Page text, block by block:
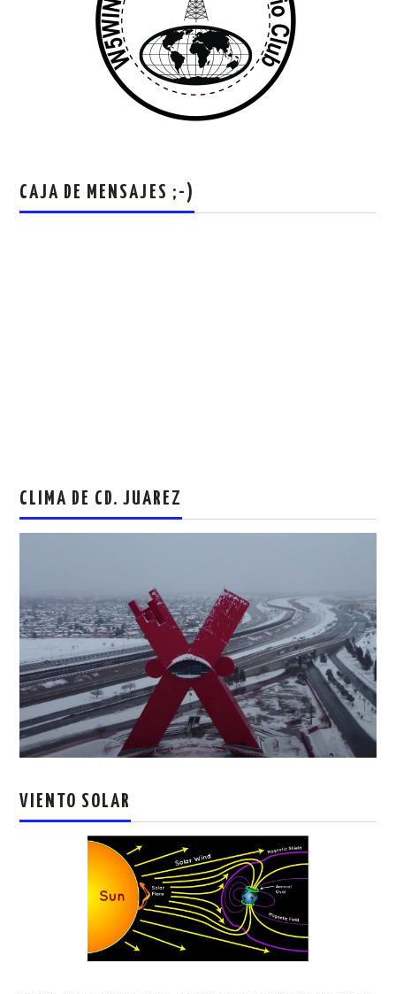
CAJA DE MENSAJES ;-)
CLIMA DE CD. JUAREZ
VIENTO SOLAR